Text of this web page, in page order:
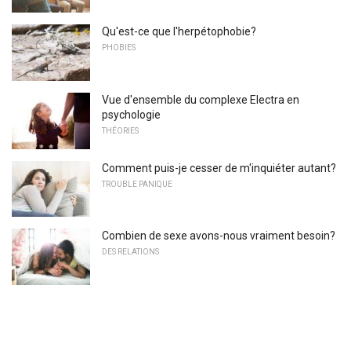
Qu'est-ce que l'herpétophobie?
PHOBIES
Vue d'ensemble du complexe Electra en
psychologie
THÉORIES
Comment puis-je cesser de m'inquiéter autant?
TROUBLE PANIQUE
Combien de sexe avons-nous vraiment besoin?
DES RELATIONS